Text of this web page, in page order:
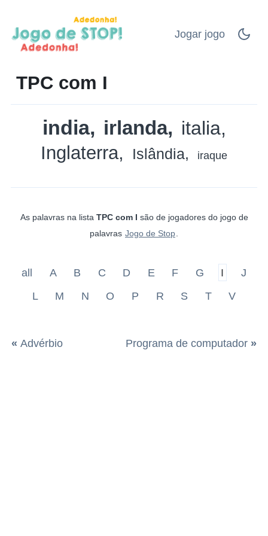
Jogar jogo
TPC com I
india irlanda italia
Inglaterra Islândia iraque
As palavras na lista TPC com I são de jogadores do jogo de
palavras Jogo de Stop
all A B C D E F G I
J
L
M N O P R S T V
« Advérbio Programa de computador »